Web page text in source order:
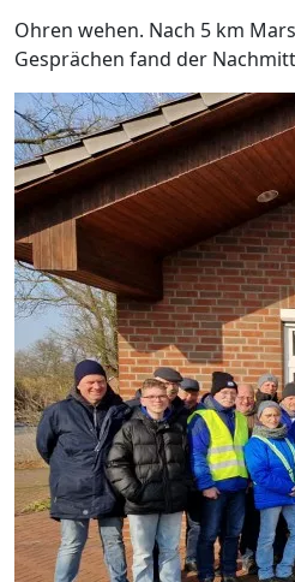
Ohren wehen. Nach 5 km
Gesprächen fand der